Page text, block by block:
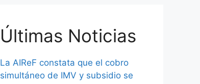
Últimas Noticias
La AIReF constata que el cobro
simultáneo de IMV y subsidio se